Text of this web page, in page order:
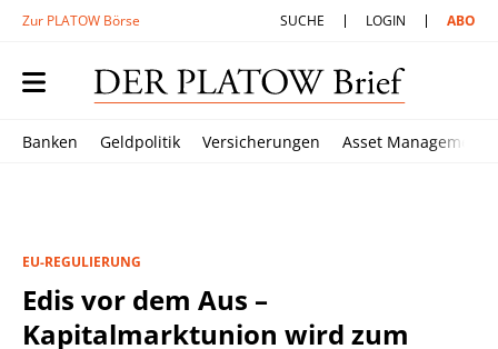
Zur PLATOW Börse SUCHE LOGIN ABO
Banken Geldpolitik Versicherungen Asset Management
EU-REGULIERUNG
Edis vor dem Aus –
Kapitalmarktunion wird zum